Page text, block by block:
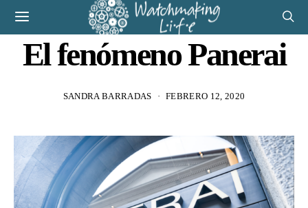
El fenómeno Panerai
SANDRA BARRADAS FEBRERO 12, 2020